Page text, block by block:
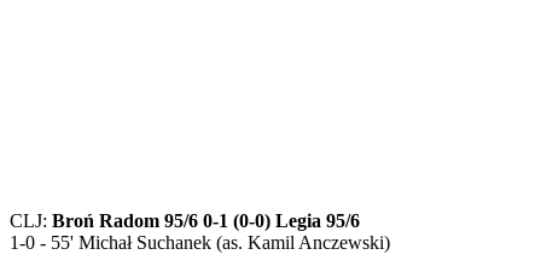
CLJ: Broń Radom 95/6 0-1 (0-0) Legia 95/6
1-0 - 55' Michał Suchanek (as. Kamil Anczewski)